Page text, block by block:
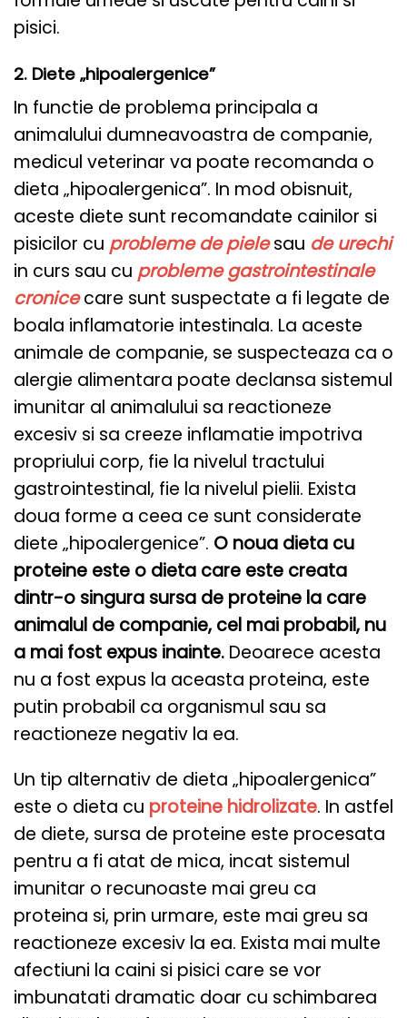
pisici.
2. Diete „hipoalergenice”
In functie de problema principala a
animalului dumneavoastra de companie,
medicul veterinar va poate recomanda o
dieta „hipoalergenica”. In mod obisnuit,
aceste diete sunt recomandate cainilor si
pisicilor cu probleme de pielesau de urechi
in curs sau cu probleme gastrointestinale
cronicecare sunt suspectate a fi legate de
boala inflamatorie intestinala. La aceste
animale de companie, se suspecteaza ca o
alergie alimentara poate declansa sistemul
imunitar al animalului sa reactioneze
excesiv si sa creeze inflamatie impotriva
propriului corp, fie la nivelul tractului
gastrointestinal, fie la nivelul pielii. Exista
doua forme a ceea ce sunt considerate
diete „hipoalergenice”. O noua dieta cu
proteine ​​este o dieta care este creata
dintr-o singura sursa de proteine ​​la care
animalul de companie, cel mai probabil, nu
a mai fost expus inainte. Deoarece acesta
nu a fost expus la aceasta proteina, este
putin probabil ca organismul sau sa
reactioneze negativ la ea.
Un tip alternativ de dieta „hipoalergenica”
este o dieta cu proteine ​​hidrolizate. In astfel
de diete, sursa de proteine ​​este procesata
pentru a fi atat de mica, incat sistemul
imunitar o recunoaste mai greu ca
proteina si, prin urmare, este mai greu sa
reactioneze excesiv la ea. Exista mai multe
afectiuni la caini si pisici care se vor
imbunatati dramatic doar cu schimbarea